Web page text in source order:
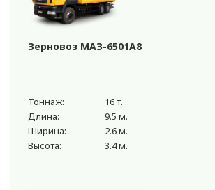
Зерновоз МАЗ-6501А8
Тоннаж:
16 т.
Длина:
9.5 м.
Ширина:
2.6 м.
Высота:
3.4 м.